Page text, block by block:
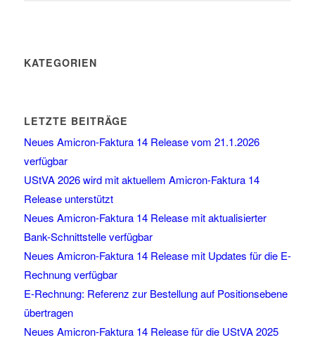
KATEGORIEN
LETZTE BEITRÄGE
Neues Amicron-Faktura 14 Release vom 21.1.2026
verfügbar
UStVA 2026 wird mit aktuellem Amicron-Faktura 14
Release unterstützt
Neues Amicron-Faktura 14 Release mit aktualisierter
Bank-Schnittstelle verfügbar
Neues Amicron-Faktura 14 Release mit Updates für die E-
Rechnung verfügbar
E-Rechnung: Referenz zur Bestellung auf Positionsebene
übertragen
Neues Amicron-Faktura 14 Release für die UStVA 2025